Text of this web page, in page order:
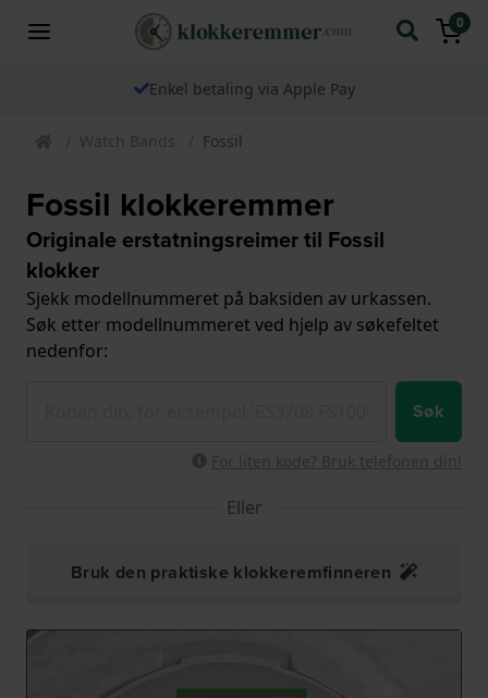
0
100 % originaleklokkeremmer fra merket
Watch Bands Fossil
Fossil klokkeremmer
Originale erstatningsreimer til Fossil
klokker
Sjekk modellnummeret på baksiden av urkassen.
Søk etter modellnummeret ved hjelp av søkefeltet
nedenfor:
Søk
For liten kode? Bruk telefonen din!
Eller
Bruk den praktiske klokkeremfinneren